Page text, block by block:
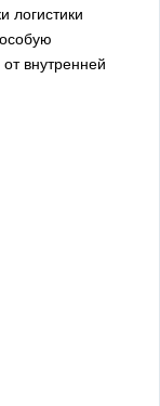
логистики
внутренней